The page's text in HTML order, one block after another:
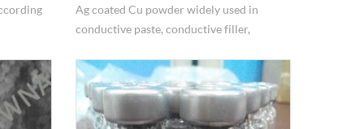
Ag coated Cu powder widely used in
conductive paste, conductive filler,